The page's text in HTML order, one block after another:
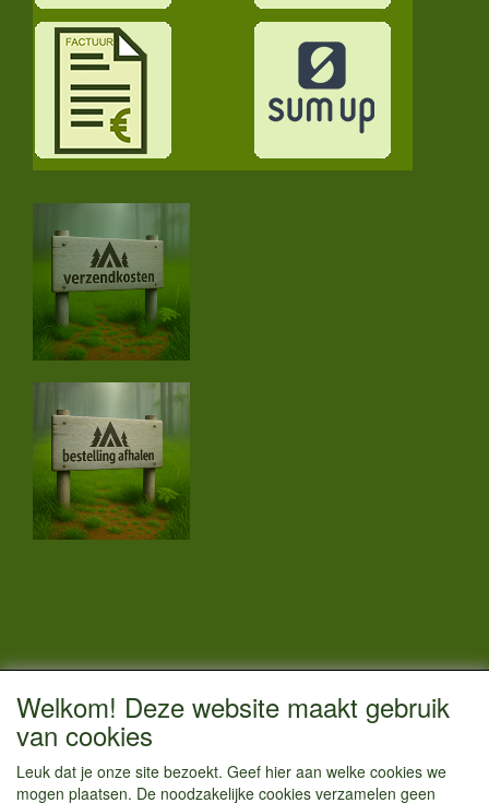
CONTACTGEGEVENS
Vestigingsadres:
Hoofdweg 36
Welkom! Deze website maakt gebruik
van cookies
Leuk dat je onze site bezoekt. Geef hier aan welke cookies we
mogen plaatsen. De noodzakelijke cookies verzamelen geen